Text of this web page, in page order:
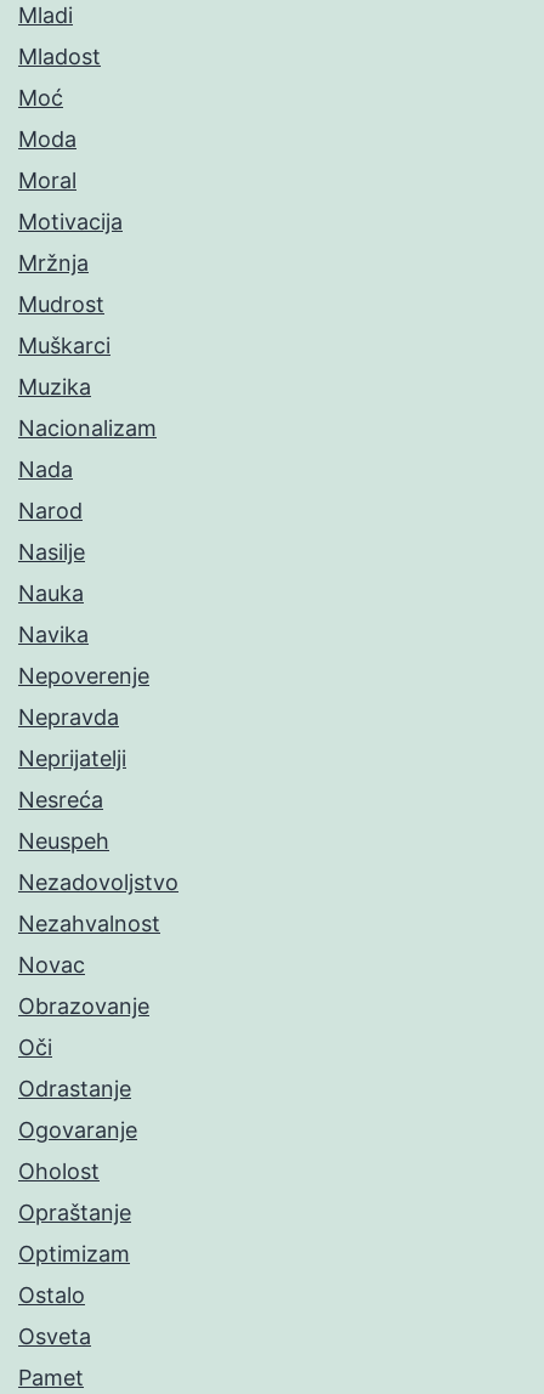
Mladi
Mladost
Moć
Moda
Moral
Motivacija
Mržnja
Mudrost
Muškarci
Muzika
Nacionalizam
Nada
Narod
Nasilje
Nauka
Navika
Nepoverenje
Nepravda
Neprijatelji
Nesreća
Neuspeh
Nezadovoljstvo
Nezahvalnost
Novac
Obrazovanje
Oči
Odrastanje
Ogovaranje
Oholost
Opraštanje
Optimizam
Ostalo
Osveta
Pamet